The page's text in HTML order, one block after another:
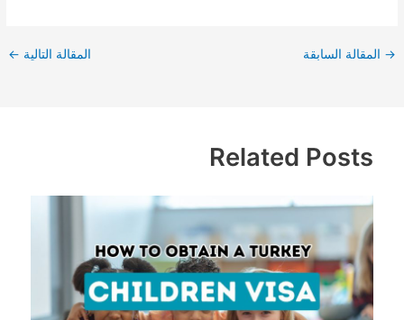
→ المقالة السابقة المقالة التالية ←
Related Posts